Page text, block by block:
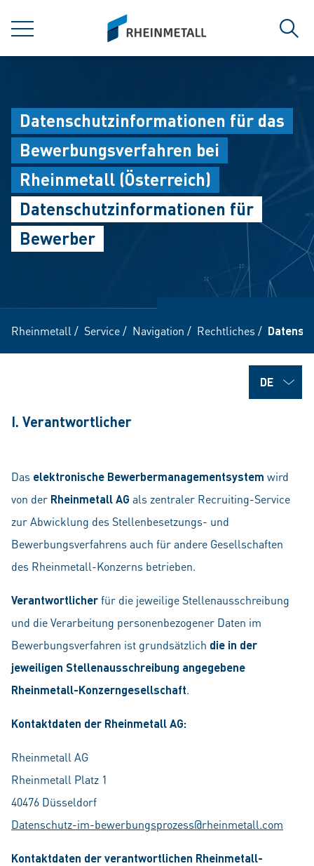
MENÜ
siteLogo
Datenschutzinformationen für das
Bewerbungsverfahren bei
Rheinmetall (Österreich)
Datenschutzinformationen für
Bewerber
Rheinmetall / Service/ Navigation / Rechtliches /
I. Verantwortlicher
Das elektronische Bewerbermanagementsystem wird
von der Rheinmetall AG als zentraler Recruiting-Service
zur Abwicklung des Stellenbesetzungs- und
Bewerbungsverfahrens auch für andere Gesellschaften
des Rheinmetall-Konzerns betrieben.
Verantwortlicherfür die jeweilige Stellenausschreibung
und die Verarbeitung personenbezogener Daten im
Bewerbungsverfahren ist grundsätzlich die in der
jeweiligen Stellenausschreibung angegebene
Rheinmetall-Konzerngesellschaft.
Kontaktdaten der Rheinmetall AG:
Rheinmetall AG
Rheinmetall Platz 1
40476 Düsseldorf
Datenschutz-im-bewerbungsprozess@rheinmetall.com
Kontaktdaten der verantwortlichen Rheinmetall-